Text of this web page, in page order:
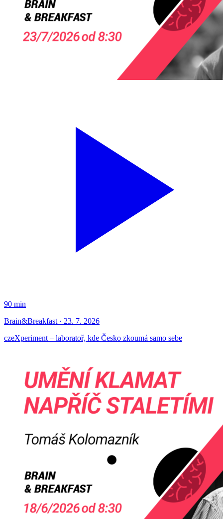
90 min
Brain&Breakfast · 23. 7. 2026
czeXperiment – laboratoř, kde Česko zkoumá samo sebe